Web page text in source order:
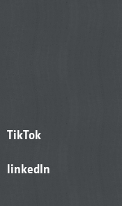
TikTok
linkedIn